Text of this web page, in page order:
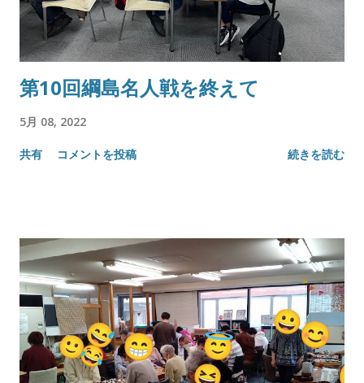
第10回綱島名人戦を終えて
5月 08, 2022
共有 コメントを投稿 続きを読む